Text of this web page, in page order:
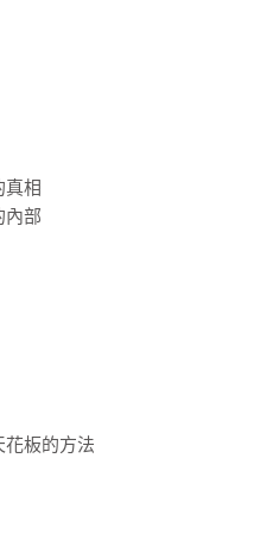
始終存在於職場與社會生活中
Humanist
來針對英國社會流動的一本最出
階級特權在推動職涯發展的過程
高效活力的產業當中，竟然依舊
頂。」
瓦吉（Mike Savage）
為社會流動作出了重要的知識貢
（Selina Todd）
真相
內部
花板的方法